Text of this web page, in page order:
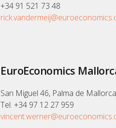
+34 91 521 73 48
EuroEconomics
San Miguel 46, Palma de Mallorca
Tel. +34 97 12 27 959